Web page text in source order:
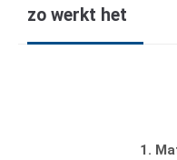
zo werkt het
1.